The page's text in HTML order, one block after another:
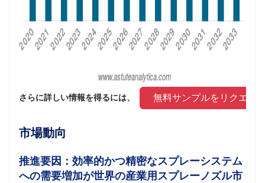
さらに詳しい情報を得るには、 無料サンプルをリクエス
市場動向
推進要因：効率的かつ精密なスプレーシステム
への需要増加が世界の産業用スプレーノズル市